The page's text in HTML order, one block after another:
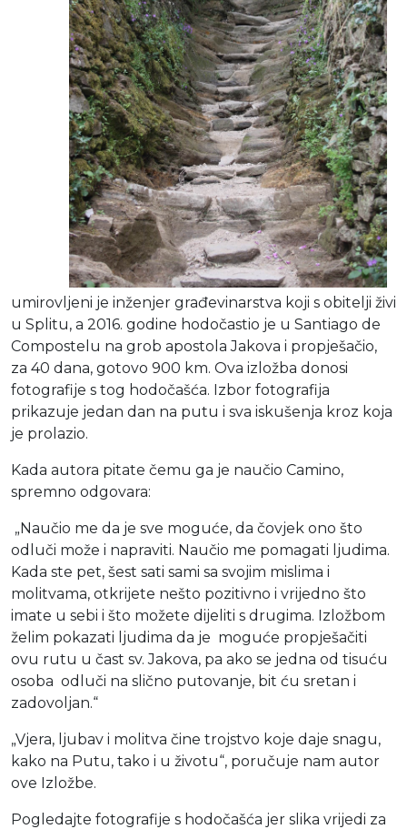
umirovljeni je inženjer građevinarstva koji s obitelji živi
u Splitu, a 2016. godine hodočastio je u Santiago de
Compostelu na grob apostola Jakova i propješačio,
za 40 dana, gotovo 900 km. Ova izložba donosi
fotografije s tog hodočašća. Izbor fotografija
prikazuje jedan dan na putu i sva iskušenja kroz koja
je prolazio.
Kada autora pitate čemu ga je naučio Camino,
spremno odgovara:
„Naučio me da je sve moguće, da čovjek ono što
odluči može i napraviti. Naučio me pomagati ljudima.
Kada ste pet, šest sati sami sa svojim mislima i
molitvama, otkrijete nešto pozitivno i vrijedno što
imate u sebi i što možete dijeliti s drugima. Izložbom
želim pokazati ljudima da je moguće propješačiti
ovu rutu u čast sv. Jakova, pa ako se jedna od tisuću
osoba odluči na slično putovanje, bit ću sretan i
zadovoljan.“
„Vjera, ljubav i molitva čine trojstvo koje daje snagu,
kako na Putu, tako i u životu“, poručuje nam autor
ove Izložbe.
Pogledajte fotografije s hodočašća jer slika vrijedi za